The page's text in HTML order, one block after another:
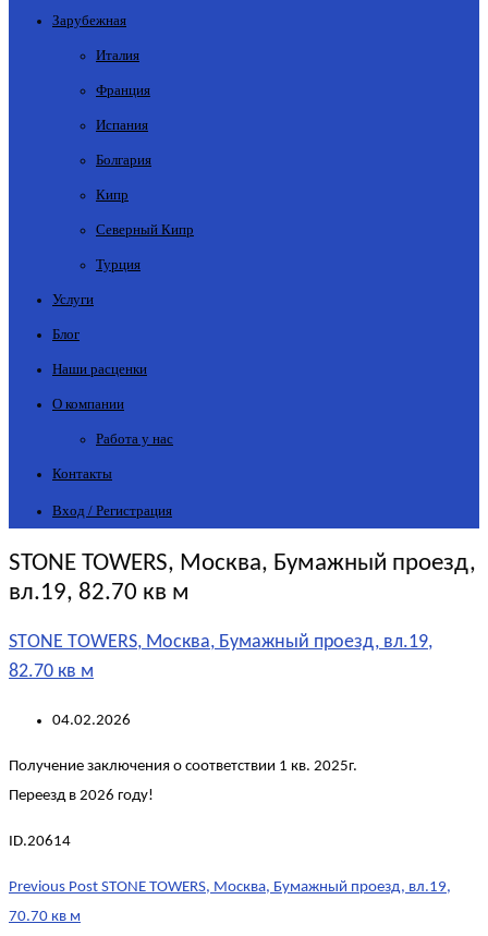
Зарубежная
Италия
Франция
Испания
Болгария
Кипр
Северный Кипр
Турция
Услуги
Блог
Наши расценки
О компании
Работа у нас
Контакты
Вход / Регистрация
STONE TOWERS, Москва, Бумажный проезд,
вл.19, 82.70 кв м
STONE TOWERS, Москва, Бумажный проезд, вл.19,
82.70 кв м
04.02.2026
Получение заключения о соответствии 1 кв. 2025г.
Переезд в 2026 году!
ID.20614
Post
navigation
Previous Post STONE TOWERS, Москва, Бумажный проезд, вл.19,
70.70 кв м